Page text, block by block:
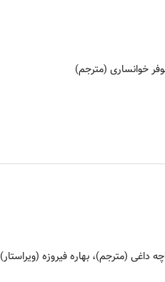
خوانساری (مترجم)
داغی (مترجم)، بهاره فیروزه (ویراستار)